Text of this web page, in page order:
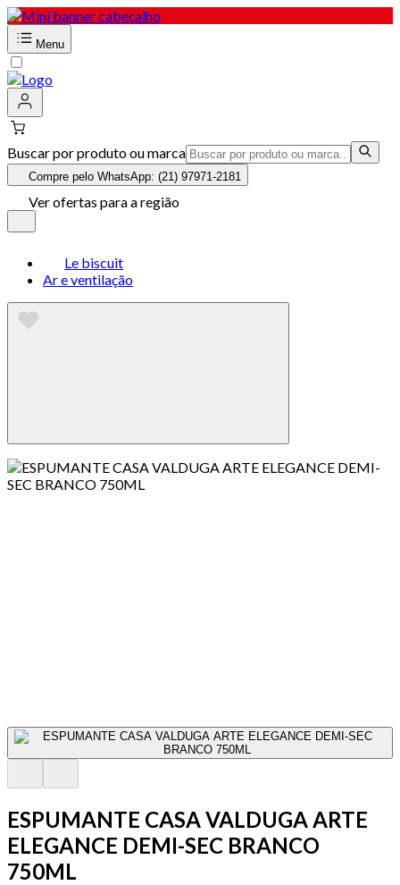
Menu
Buscar por produto ou marca
Compre pelo WhatsApp: (21) 97971-2181
Ver ofertas para a região
Le biscuit
Ar e ventilação
ESPUMANTE CASA VALDUGA ARTE
ELEGANCE DEMI-SEC BRANCO
750ML